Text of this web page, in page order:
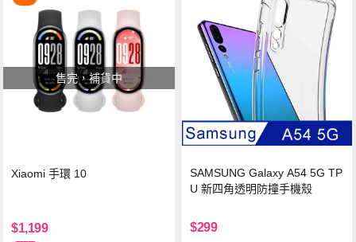
售完，補貨中
Xiaomi 手環 10
$1,199
SAMSUNG Galaxy A54 5G TP
U 新四角透明防撞手機殼
$299